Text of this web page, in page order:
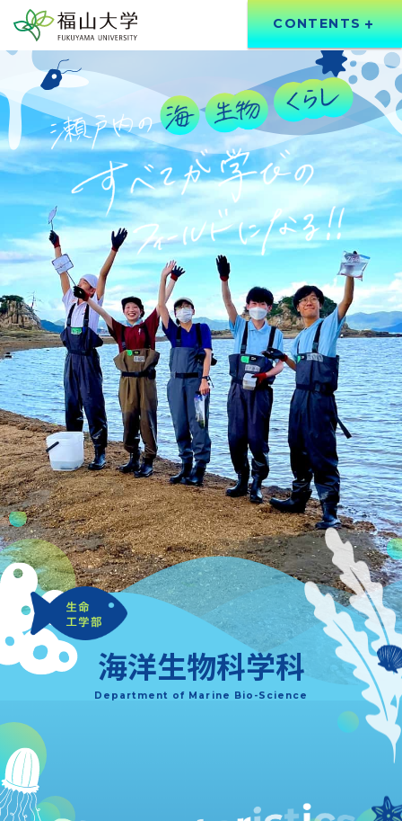
海洋生物科学科
Department of Marine Bio-Science
CONTENTS